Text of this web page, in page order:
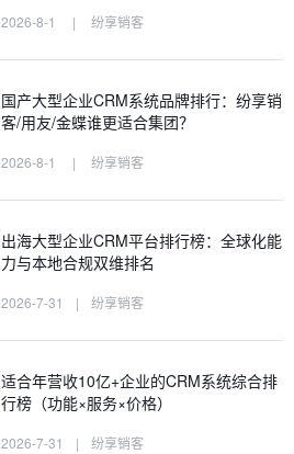
2026-8-1 | 纷享销客
国产大型企业CRM系统品牌排行：纷享销
客/用友/金蝶谁更适合集团？
2026-8-1 | 纷享销客
出海大型企业CRM平台排行榜：全球化能
力与本地合规双维排名
2026-7-31 | 纷享销客
适合年营收10亿+企业的CRM系统综合排
行榜（功能×服务×价格）
2026-7-31 | 纷享销客